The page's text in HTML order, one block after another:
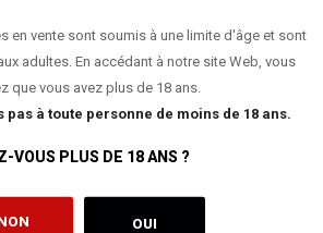
en vente sont soumis à une limite d'âge et sont
adultes. En accédant à notre site Web, vous
que vous avez plus de 18 ans.
pas à toute personne de moins de 18 ans.
VOUS PLUS DE 18 ANS ?
OUI